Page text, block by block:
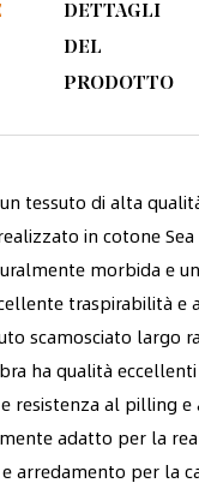
DETTAGLI
DEL
PRODOTTO
tessuto di alta
in cotone
morbida e
traspirabilità e
scamosciato largo
ha qualità
resistenza al pilling e
adatto per la
arredamento per la